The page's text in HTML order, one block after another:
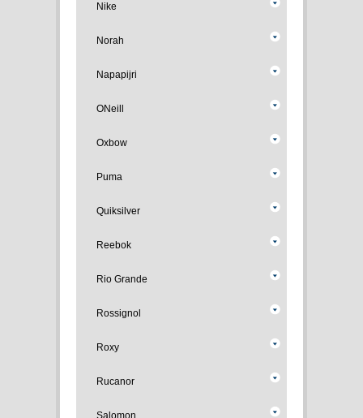
Nike
Norah
Napapijri
ONeill
Oxbow
Puma
Quiksilver
Reebok
Rio Grande
Rossignol
Roxy
Rucanor
Salomon